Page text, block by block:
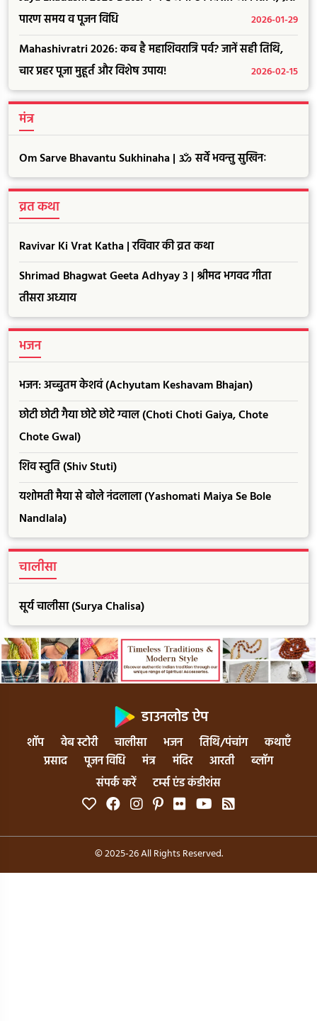
पारण समय व पूजन विधि
2026-01-29
Mahashivratri 2026: कब है महाशिवरात्रि पर्व? जानें सही तिथि,
चार प्रहर पूजा मुहूर्त और विशेष उपाय!
2026-02-15
मंत्र
Om Sarve Bhavantu Sukhinaha | ॐ सर्वे भवन्तु सुखिनः
व्रत कथा
Ravivar Ki Vrat Katha | रविवार की व्रत कथा
Shrimad Bhagwat Geeta Adhyay 3 | श्रीमद भगवद गीता
तीसरा अध्याय
भजन
भजन: अच्चुतम केशवं (Achyutam Keshavam Bhajan)
छोटी छोटी गैया छोटे छोटे ग्वाल (Choti Choti Gaiya, Chote
Chote Gwal)
शिव स्तुति (Shiv Stuti)
यशोमती मैया से बोले नंदलाला (Yashomati Maiya Se Bole
Nandlala)
चालीसा
सूर्य चालीसा (Surya Chalisa)
डाउनलोड ऐप
शॉप वेब स्टोरी चालीसा भजन तिथि/पंचांग
कथाएँ
प्रसाद
पूजन विधि मंत्र मंदिर आरती
ब्लॉग
संपर्क करें
टर्म्स एंड कंडीशंस
© 2025-26 All Rights Reserved.